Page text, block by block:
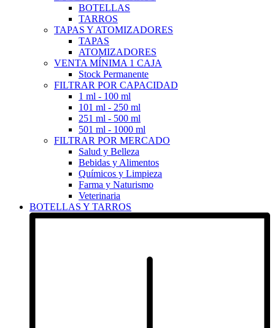
BOTELLAS
TARROS
TAPAS Y ATOMIZADORES
TAPAS
ATOMIZADORES
VENTA MÍNIMA 1 CAJA
Stock Permanente
FILTRAR POR CAPACIDAD
1 ml - 100 ml
101 ml - 250 ml
251 ml - 500 ml
501 ml - 1000 ml
FILTRAR POR MERCADO
Salud y Belleza
Bebidas y Alimentos
Químicos y Limpieza
Farma y Naturismo
Veterinaria
BOTELLAS Y TARROS